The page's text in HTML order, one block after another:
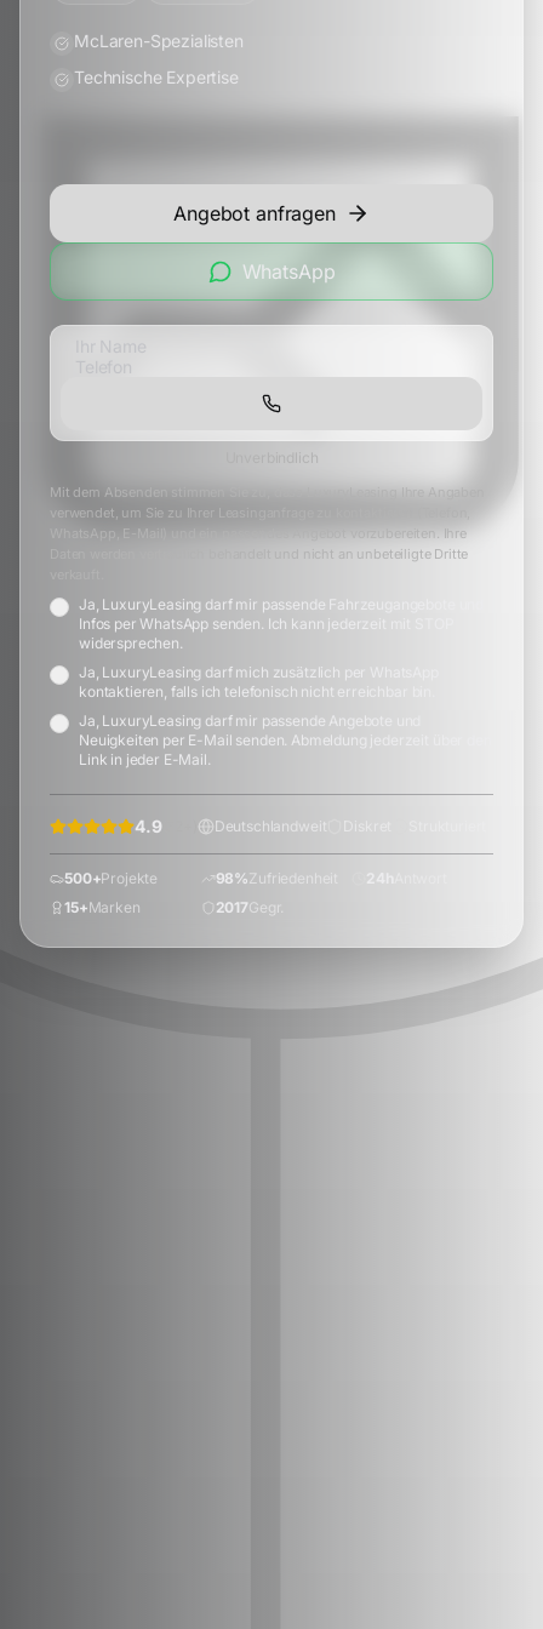
McLaren-Spezialisten
Technische Expertise
Angebot anfragen
WhatsApp
Unverbindlich
Mit dem Absenden stimmen Sie zu, dass LuxuryLeasing Ihre Angaben
verwendet, um Sie zu Ihrer Leasinganfrage zu kontaktieren (Telefon,
WhatsApp, E-Mail) und ein passendes Angebot vorzubereiten. Ihre
Daten werden vertraulich behandelt und nicht an unbeteiligte Dritte
Ja, LuxuryLeasing darf mir passende Fahrzeugangebote und
Infos per WhatsApp senden. Ich kann jederzeit mit STOP
widersprechen.
Ja, LuxuryLeasing darf mich zusätzlich per WhatsApp
kontaktieren, falls ich telefonisch nicht erreichbar bin.
Ja, LuxuryLeasing darf mir passende Angebote und
Neuigkeiten per E-Mail senden. Abmeldung jederzeit über den
Link in jeder E-Mail.
4.9( Deutschlandweit
500+Projekte 98% Zufriedenheit 24h
15+Marken 2017Gegr.